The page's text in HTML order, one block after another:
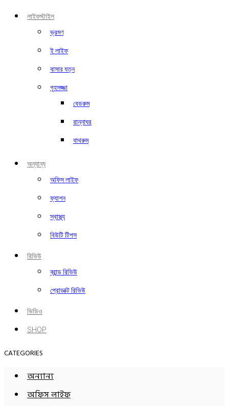
লাইফস্টাইল
ভ্রমণ
ই লাইফ
বাসার যত্ন
গৃহসজ্জা
বেডরুম
রান্নাঘর
বাথরুম
অন্যান্য
অফিস লাইফ
ফ্যাশন
স্বাস্থ্য
বিউটি টিপস
রিভিউ
ব্রান্ড রিভিউ
প্রোডাক্ট রিভিউ
ভিডিও
SHOP
CATEGORIES
অন্যান্য
অফিস লাইফ